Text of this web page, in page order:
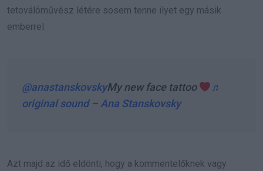
tetoválóművész létére sosem tenne ilyet egy másik
emberrel.
@anastanskovskyMy new face tattoo
♬
original sound – Ana Stanskovsky
Azt majd az idő eldönti, hogy a kommentelőknek vagy